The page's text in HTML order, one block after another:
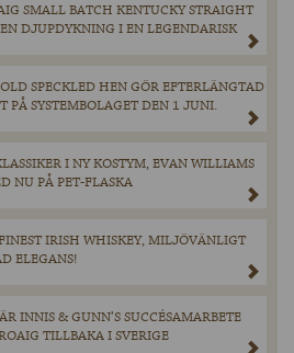
SMALL BATCH KENTUCKY STRAIGHT
DJUPDYKNING I EN LEGENDARISK
SPECKLED HEN GÖR EFTERLÄNGTAD
PÅ SYSTEMBOLAGET DEN 1 JUNI.
I NY KOSTYM, EVAN WILLIAMS
NU PÅ PET-FLASKA
FINEST IRISH WHISKEY, MILJÖVÄNLIGT
ELEGANS!
INNIS & GUNN’S SUCCÉSAMARBETE
TILLBAKA I SVERIGE